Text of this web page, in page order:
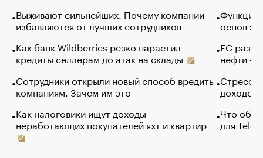
Выживают сильнейших. Почему компании
избавляются от лучших сотрудников
Как банк Wildberries резко нарастил
кредиты селлерам до атак на склады
Сотрудники открыли новый способ вредить
компаниям. Зачем им это
Как налоговики ищут доходы
неработающих покупателей яхт и квартир
Функции
основ
ЕС
нефти —
Стресс
доходов
Что
для